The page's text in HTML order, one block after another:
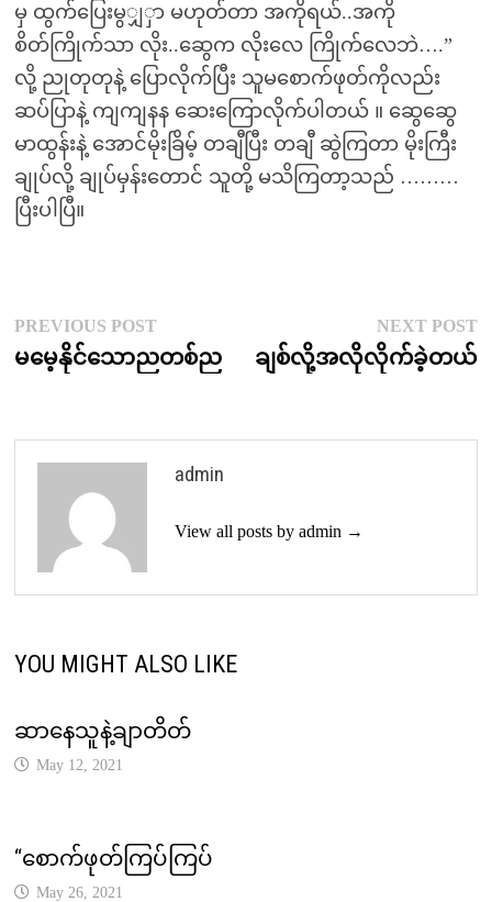
မှ ထွက်ပြေးမွျှှာ မဟုတ်တာ အကိုရယ်..အကို
စိတ်ကြိုက်သာ လိုး..ဆွေက လိုးလေ ကြိုက်လေဘဲ….”
လို့ ညုတုတုနဲ့ ပြောလိုက်ပြီး သူမစောက်ဖုတ်ကိုလည်း
ဆပ်ပြာနဲ့ ကျကျနန ဆေးကြောလိုက်ပါတယ် ။ ဆွေဆွေ
မာထွန်းနဲ့ အောင်မိုးခြိမ့် တချီပြီး တချီ ဆွဲကြတာ မိုးကြီး
ချုပ်လို့ ချုပ်မှန်းတောင် သူတို့ မသိကြတာ့သည် ………
ပြီးပါပြီ။
Post
navigation
PREVIOUS POSTPrevious
post:
မမေ့နိုင်သောညတစ်ည
NEXT POST
ချစ်လို့အလိုလိုက်ခဲ့တယ်
admin
View all posts by admin →
YOU MIGHT ALSO LIKE
ဆာနေသူနဲ့ချာတိတ်
May 12, 2021
“စောက်ဖုတ်ကြပ်ကြပ်
May 26, 2021